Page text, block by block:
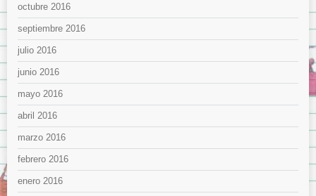
octubre 2016
septiembre 2016
julio 2016
junio 2016
mayo 2016
abril 2016
marzo 2016
febrero 2016
enero 2016